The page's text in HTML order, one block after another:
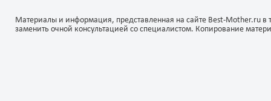
Материалы и информация, представленная на сайте Best-Mother.ru
заменить очной консультацией со специалистом. Копирование